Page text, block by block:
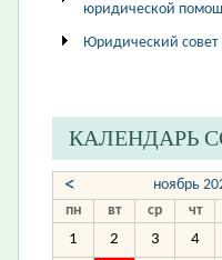
юридической
Юридический совет
КАЛЕНДАРЬ
< ноябрь
пн вт ср чт
1
2 3 4